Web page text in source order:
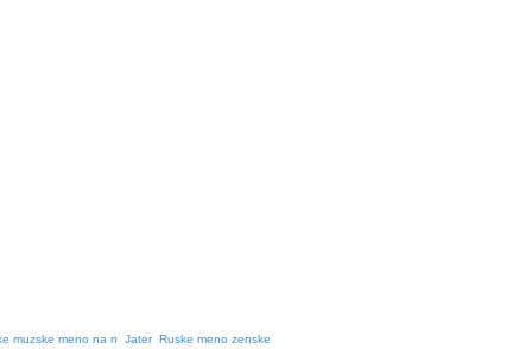
muzske meno na n Jater Ruske meno zenske